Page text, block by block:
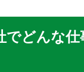
でどんな仕